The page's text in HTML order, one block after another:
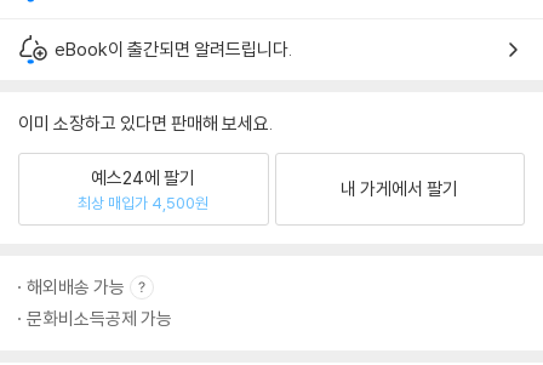
eBook이 출간되면 알려드립니다.
이미 소장하고 있다면 판매해 보세요.
예스24에 팔기
최상 매입가 4,500원
내 가게에서 팔기
해외배송 가능
문화비소득공제 가능